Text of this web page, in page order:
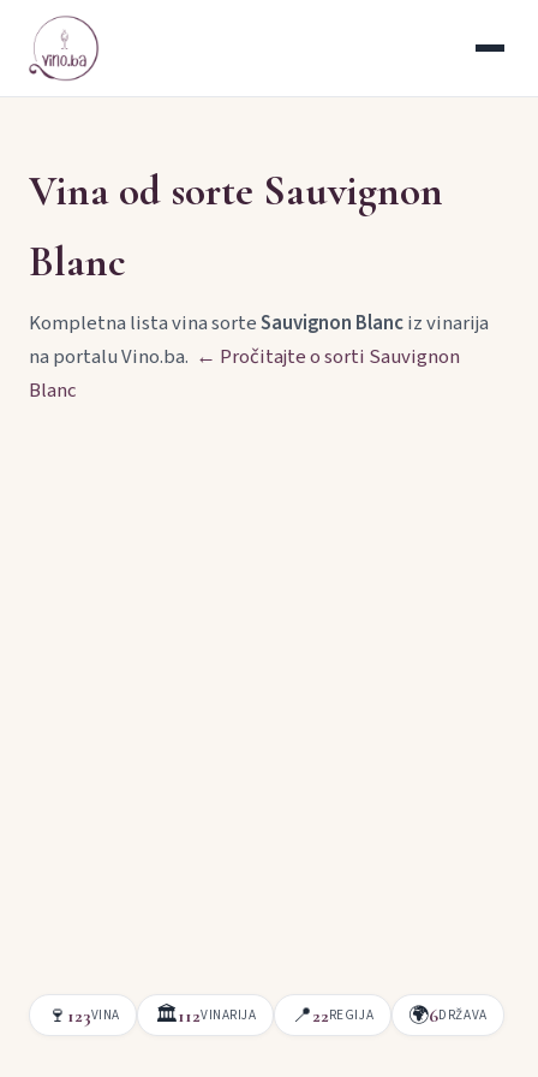
Vina od sorte Sauvignon
Blanc
Kompletna lista vina sorteSauvignon Blanciz vinarija
na portalu Vino.ba. ← Pročitajte o sorti Sauvignon
Blanc
🍷 123VINA 🏛112VINARIJA 📍22REGIJA 🌍6DRŽAVA